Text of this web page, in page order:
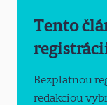
Tento
Bezplatnou
redakciou